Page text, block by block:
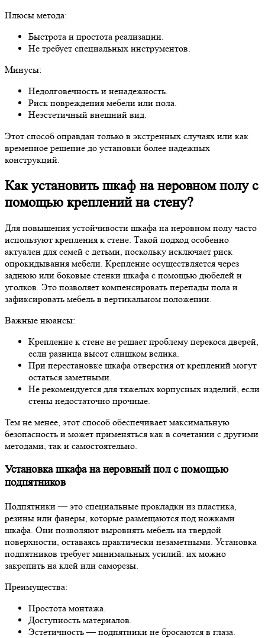
Плюсы метода:
Быстрота и простота реализации.
Не требует специальных инструментов.
Минусы:
Недолговечность и ненадежность.
Риск повреждения мебели или пола.
Неэстетичный внешний вид.
Этот способ оправдан только в экстренных случаях или как
временное решение до установки более надежных
конструкций.
Как установить шкаф на неровном полу с
помощью креплений на стену?
Для повышения устойчивости шкафа на неровном полу часто
используют крепления к стене. Такой подход особенно
актуален для семей с детьми, поскольку исключает риск
опрокидывания мебели. Крепление осуществляется через
заднюю или боковые стенки шкафа с помощью дюбелей и
уголков. Это позволяет компенсировать перепады пола и
зафиксировать мебель в вертикальном положении.
Важные нюансы:
Крепление к стене не решает проблему перекоса дверей,
если разница высот слишком велика.
При перестановке шкафа отверстия от креплений могут
остаться заметными.
Не рекомендуется для тяжелых корпусных изделий, если
стены недостаточно прочные.
Тем не менее, этот способ обеспечивает максимальную
безопасность и может применяться как в сочетании с другими
методами, так и самостоятельно.
Установка шкафа на неровный пол с помощью
подпятников
Подпятники — это специальные прокладки из пластика,
резины или фанеры, которые размещаются под ножками
шкафа. Они позволяют выровнять мебель на твердой
поверхности, оставаясь практически незаметными. Установка
подпятников требует минимальных усилий: их можно
закрепить на клей или саморезы.
Преимущества:
Простота монтажа.
Доступность материалов.
Эстетичность — подпятники не бросаются в глаза.